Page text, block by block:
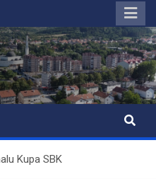
Kupa SBK